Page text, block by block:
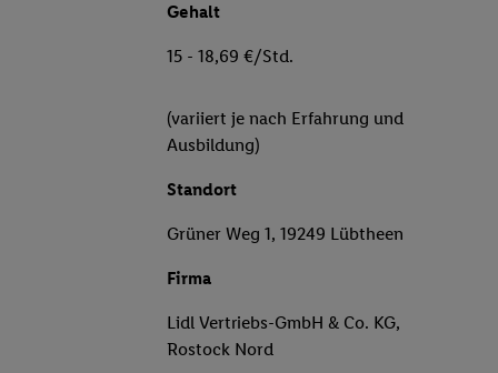
Gehalt
15 - 18,69 €/Std.
(variiert je nach Erfahrung und
Ausbildung)
Standort
Grüner Weg 1, 19249 Lübtheen
Firma
Lidl Vertriebs-GmbH & Co. KG,
Rostock Nord